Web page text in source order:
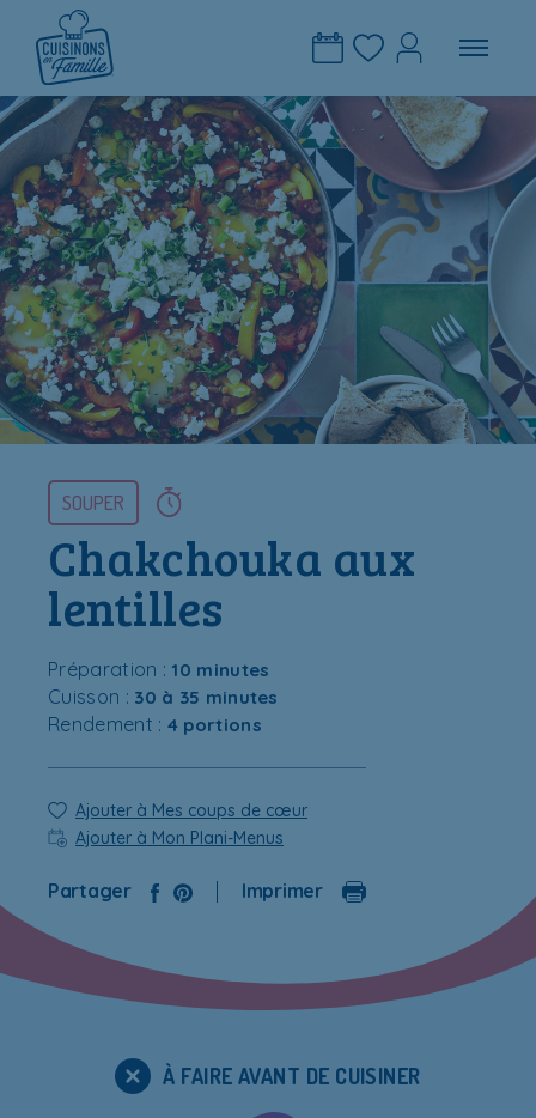
SOUPER
Chakchouka aux
lentilles
Préparation : 10 minutes
Cuisson : 30 à 35 minutes
Rendement : 4 portions
Ajouter à Mes coups de cœur
Ajouter à Mon Plani-Menus
Partager Imprimer
À FAIRE AVANT DE CUISINER